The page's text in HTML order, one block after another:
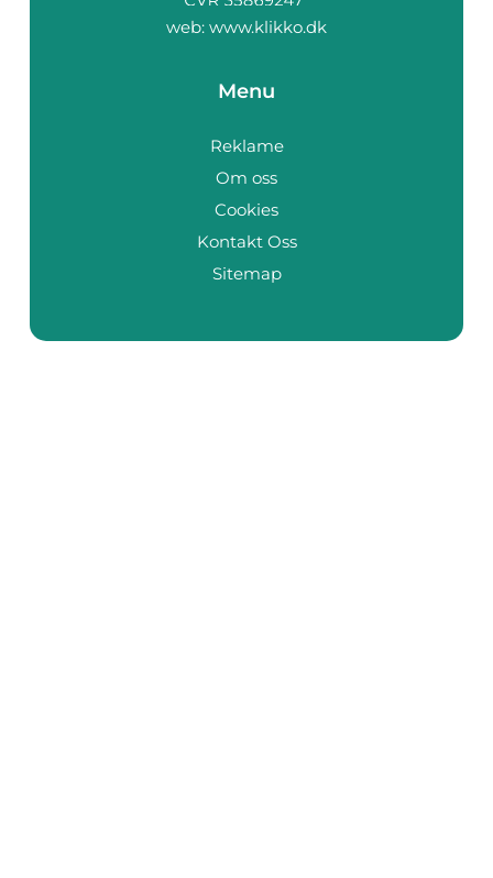
web: www.klikko.dk
Menu
Reklame
Om oss
Cookies
Kontakt Oss
Sitemap